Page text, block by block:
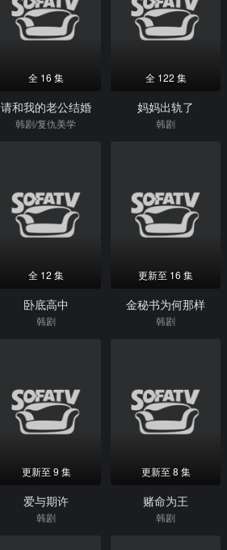
全 16 集
请和我的老公结婚
韩剧/复仇美学
全 122 集
妈妈出轨了
韩剧
全 12 集
卧底高中
韩剧
更新至 16 集
金秘书为何那样
韩剧
更新至 9 集
爱与期许
韩剧
更新至 8 集
赌命为王
韩剧